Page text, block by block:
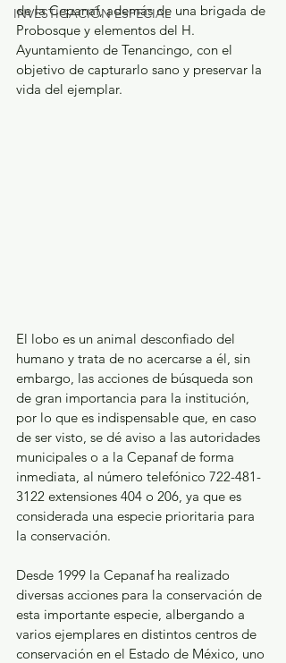
INVESTIGACIÓN ESPECIAL
de la Cepanaf, además de una brigada de
Probosque y elementos del H.
Ayuntamiento de Tenancingo, con el
objetivo de capturarlo sano y preservar la
vida del ejemplar.
El lobo es un animal desconfiado del
humano y trata de no acercarse a él, sin
embargo, las acciones de búsqueda son
de gran importancia para la institución,
por lo que es indispensable que, en caso
de ser visto, se dé aviso a las autoridades
municipales o a la Cepanaf de forma
inmediata, al número telefónico 722-481-
3122 extensiones 404 o 206, ya que es
considerada una especie prioritaria para
la conservación.
Desde 1999 la Cepanaf ha realizado
diversas acciones para la conservación de
esta importante especie, albergando a
varios ejemplares en distintos centros de
conservación en el Estado de México, uno